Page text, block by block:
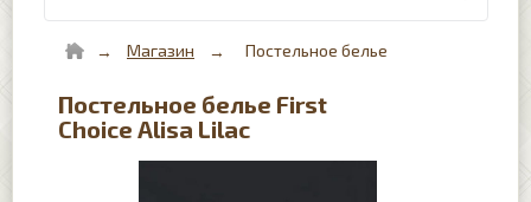
Магазин Постельное белье
Постельное белье First
Choice Alisa Lilac